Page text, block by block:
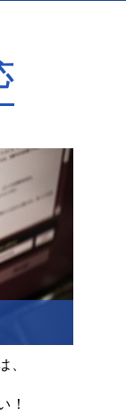
、
！